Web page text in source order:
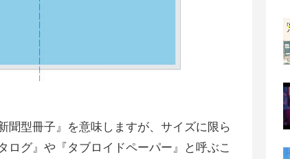
聞型冊子』を意味しますが、サイズに限ら
ログ』や『タブロイドペーパー』と呼ぶこ